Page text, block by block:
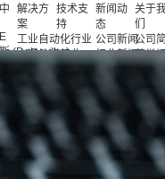
(Detasultra)
勒(Weidmüller)
(Siemens)
卡（DBK）
Techno）
(DELIXI)
(FLEXEM))
和泉）
解决方
案
工业自动化行业
交通轨道行业
通讯行业
技术支
持
新闻动
态
公司新闻
行业新闻
关于
们
公司